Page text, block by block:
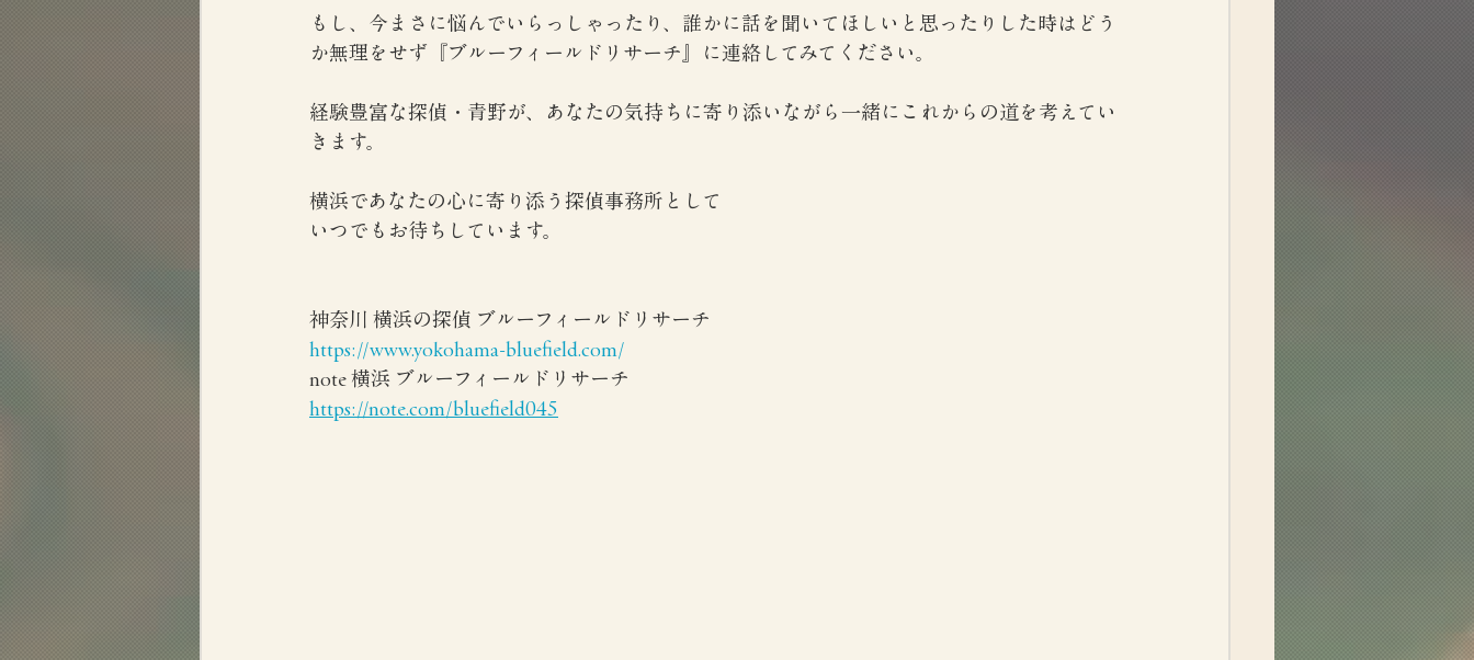
もし、今まさに悩んでいらっしゃったり、誰かに話を聞いてほしいと思ったりした時はどう
か無理をせず『ブルーフィールドリサーチ』に連絡してみてください。
経験豊富な探偵・青野が、あなたの気持ちに寄り添いながら一緒にこれからの道を考えてい
きます。
横浜であなたの心に寄り添う探偵事務所として
いつでもお待ちしています。
神奈川 横浜の探偵 ブルーフィールドリサーチ
https://www.yokohama-bluefield.com/
note 横浜 ブルーフィールドリサーチ
https://note.com/bluefield045